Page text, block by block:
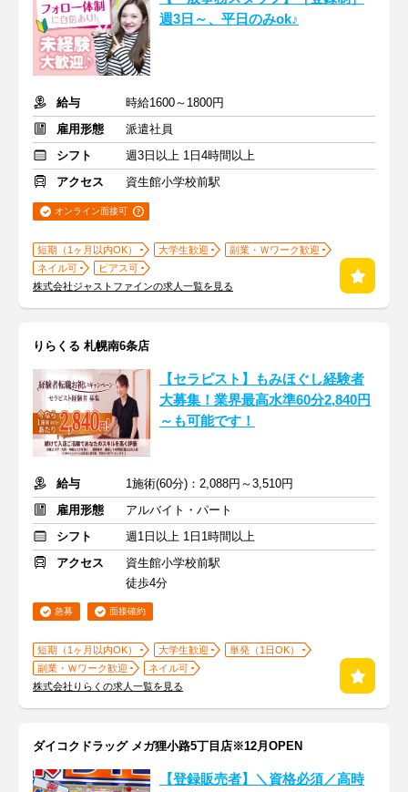
週3日～、平日のみok♪
給与
時給1600～1800円
雇用形態
派遣社員
シフト
週3日以上 1日4時間以上
アクセス
資生館小学校前駅
オンライン面接可
短期（1ヶ月以内OK） 大学生歓迎
副業・Ｗワーク歓迎
ネイル可
ピアス可
株式会社ジャストファインの求人一覧を見る
りらくる 札幌南6条店
【セラピスト】もみほぐし経験者
大募集！業界最高水準60分2,840円
～も可能です！
給与
1施術(60分)：2,088円～3,510円
雇用形態
アルバイト・パート
シフト
週1日以上 1日1時間以上
アクセス
資生館小学校前駅
徒歩4分
急募 面接確約
短期（1ヶ月以内OK） 大学生歓迎
単発（1日OK）
副業・Ｗワーク歓迎
ネイル可
株式会社りらくの求人一覧を見る
ダイコクドラッグ メガ狸小路5丁目店※12月OPEN
【登録販売者】＼資格必須／高時